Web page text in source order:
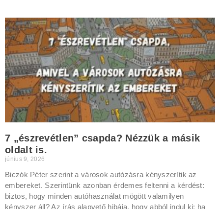
7 „észrevétlen” csapda? Nézzük a másik
oldalt is.
június 9, 2026
Biczók Péter szerint a városok autózásra kényszerítik az
embereket. Szerintünk azonban érdemes feltenni a kérdést:
biztos, hogy minden autóhasználat mögött valamilyen
kényszer áll? Az írás alapvető hibája, hogy abból indul ki: ha